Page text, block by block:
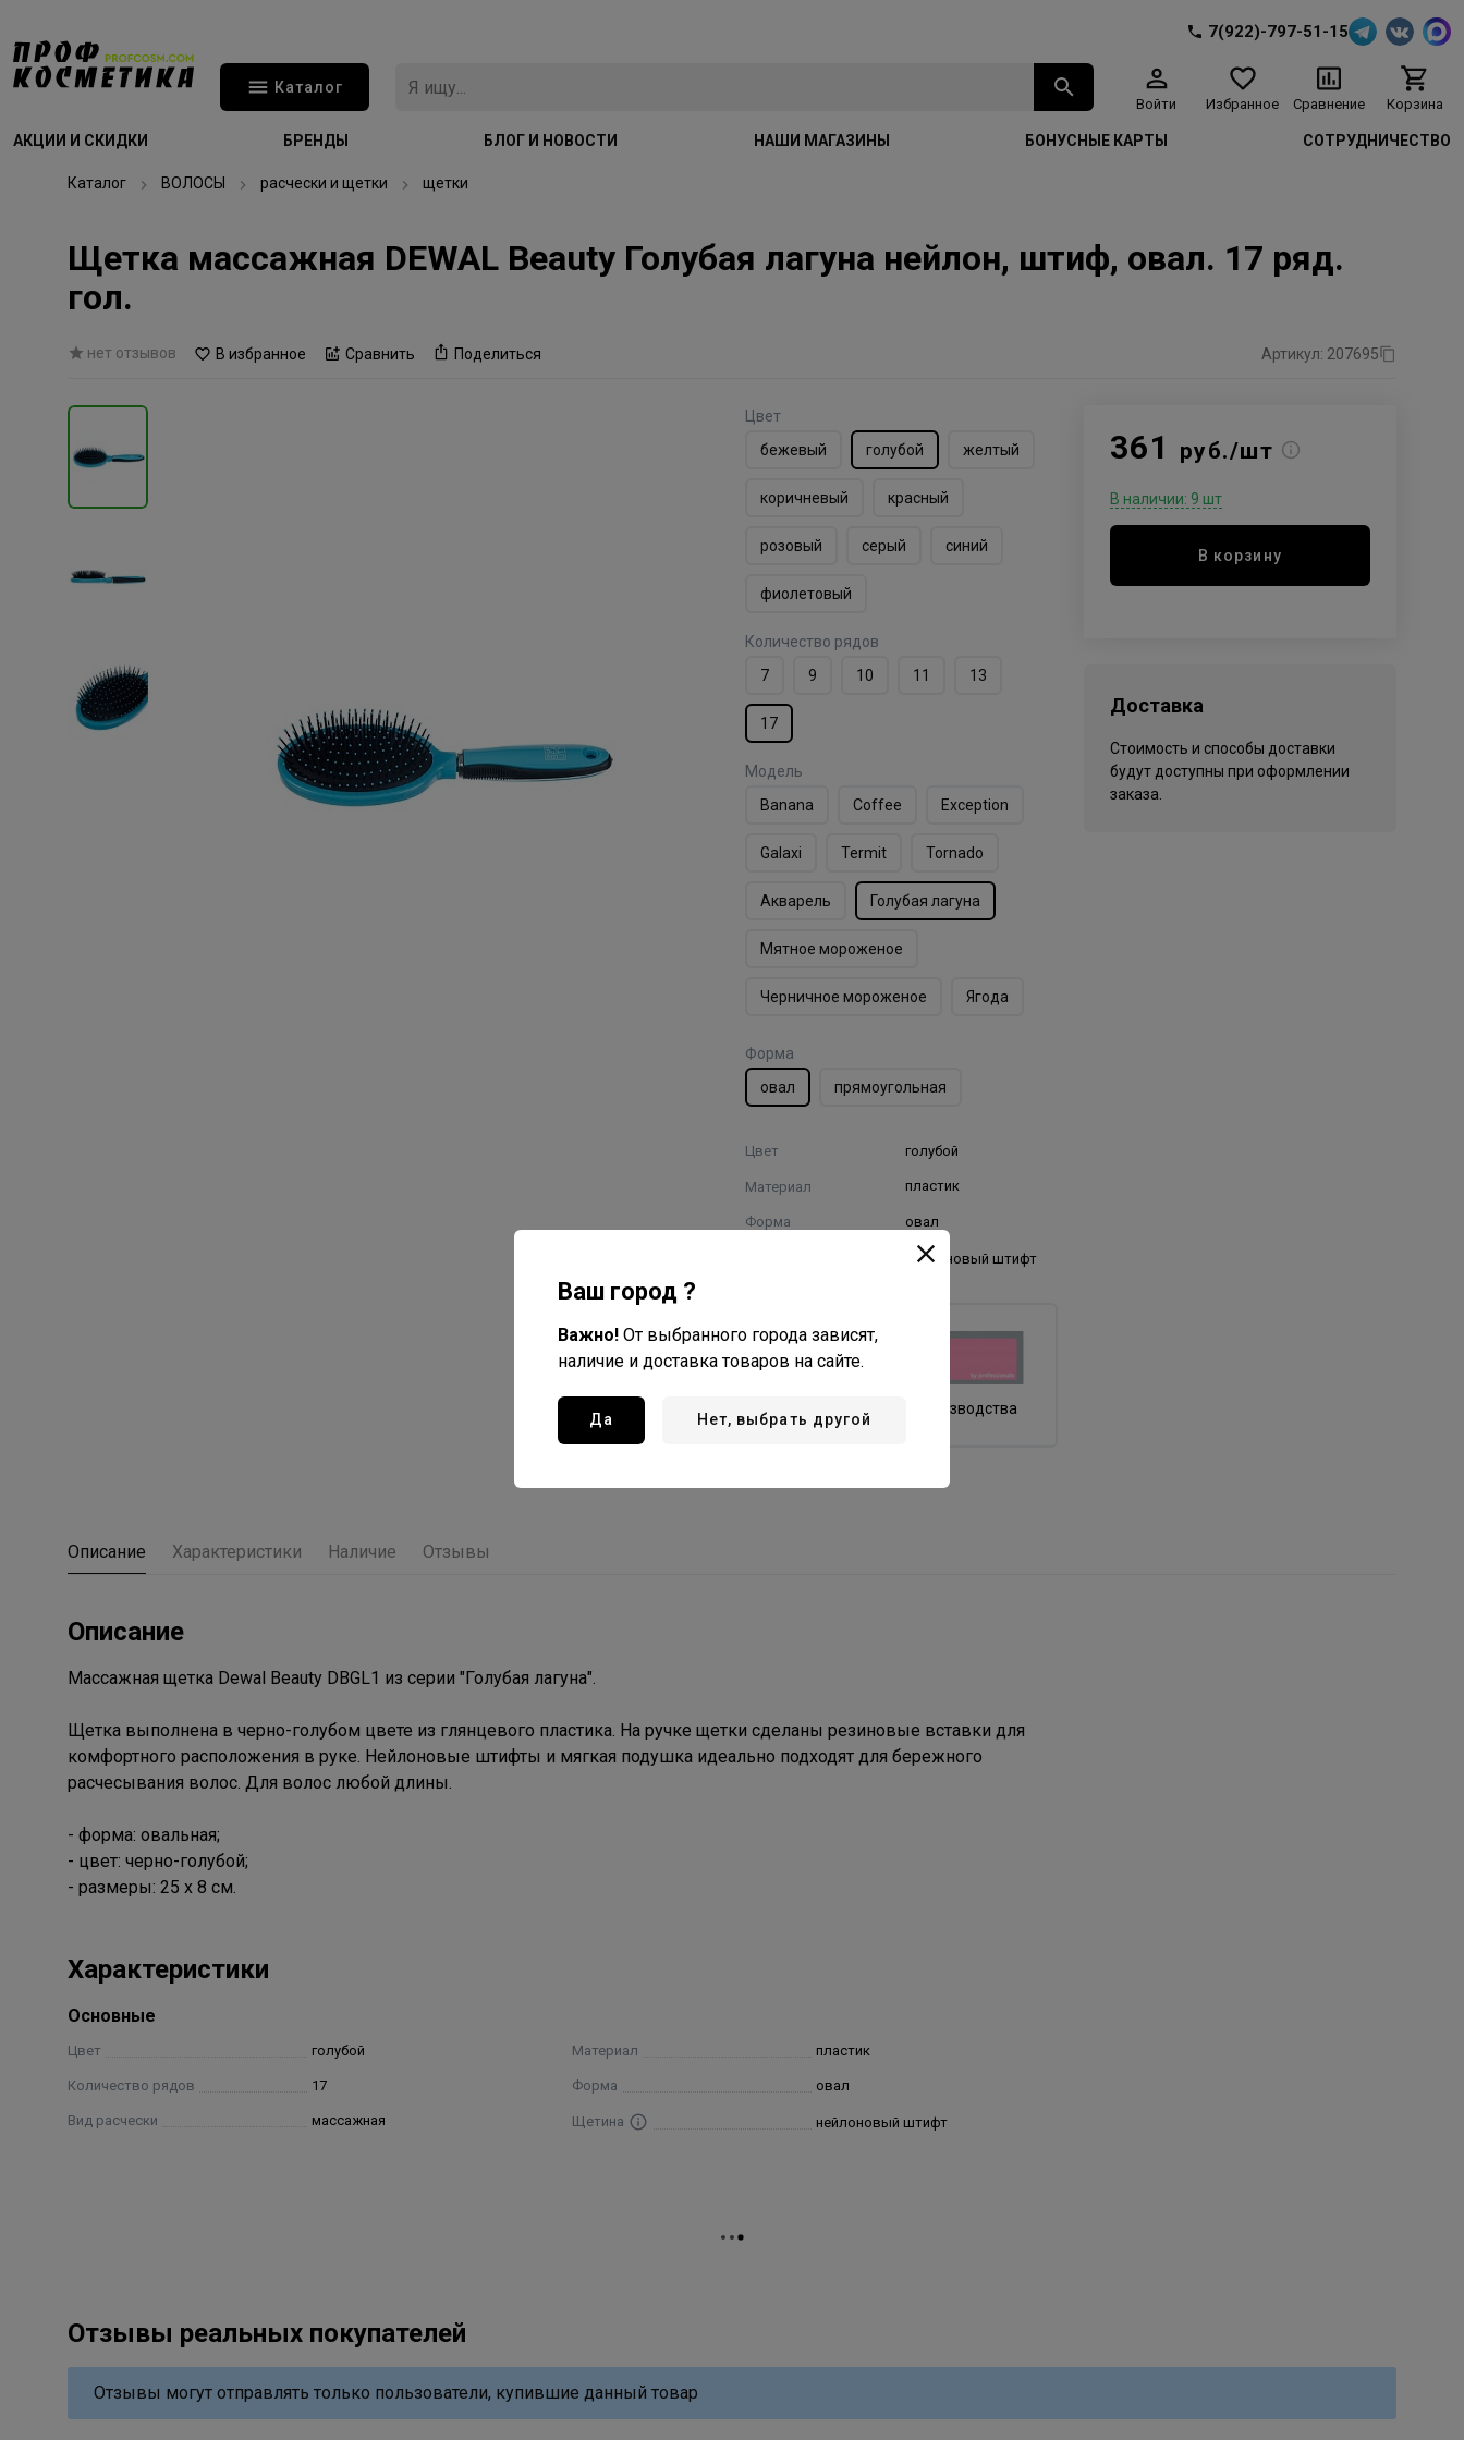
7(922)-797-51-15
Каталог
Войти Избранное Сравнение Корзина
АКЦИИ И СКИДКИ БРЕНДЫ БЛОГ И НОВОСТИ НАШИ МАГАЗИНЫ БОНУСНЫЕ КАРТЫ СОТРУДНИЧЕСТВО
Каталог ВОЛОСЫ расчески и щетки щетки
Щетка массажная DEWAL Beauty Голубая лагуна нейлон, штиф, овал. 17 ряд.
гол.
нет отзывов В избранное Сравнить Поделиться Артикул: 207695
Цвет
бежевый
голубой желтый
коричневый красный
розовый серый синий
фиолетовый
Количество рядов
7
9 10 11 13
17
Модель
Banana
Coffee Exception
Galaxi Termit Tornado
Акварель Голубая лагуна
Мятное мороженое
Черничное мороженое Ягода
Форма
овал
прямоугольная
Цвет голубой
Материал пластик
Форма овал
нейлоновый штифт
Dewal Beauty
Все товары бренда
Китай - страна производства
361 руб./шт
В наличии: 9 шт
В корзину
Доставка
Стоимость и способы доставки
будут доступны при оформлении
заказа.
Описание Характеристики Наличие Отзывы
Описание
Массажная щетка Dewal Beauty DBGL1 из серии "Голубая лагуна".
Щетка выполнена в черно-голубом цвете из глянцевого пластика. На ручке щетки сделаны резиновые вставки для
комфортного расположения в руке. Нейлоновые штифты и мягкая подушка идеально подходят для бережного
расчесывания волос. Для волос любой длины.
- форма: овальная;
- цвет: черно-голубой;
- размеры: 25 х 8 см.
Характеристики
Основные
Цвет голубой
Количество рядов 17
Вид расчески массажная
Материал пластик
Форма овал
Щетина нейлоновый штифт
Отзывы реальных покупателей
Отзывы могут отправлять только пользователи, купившие данный товар
Ваш город ?
Важно! От выбранного города зависят,
наличие и доставка товаров на сайте.
Да Нет, выбрать другой